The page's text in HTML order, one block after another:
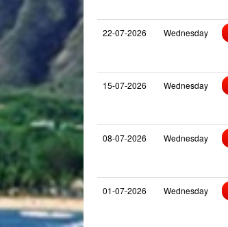
22-07-2026 Wednesday
15-07-2026 Wednesday
08-07-2026 Wednesday
01-07-2026 Wednesday